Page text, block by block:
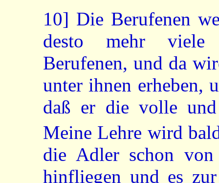
10] Die Berufenen
desto mehr viele
Berufenen, und da
unter ihnen erheben,
daß er die volle
Meine Lehre wird
die Adler schon
hinfliegen und es